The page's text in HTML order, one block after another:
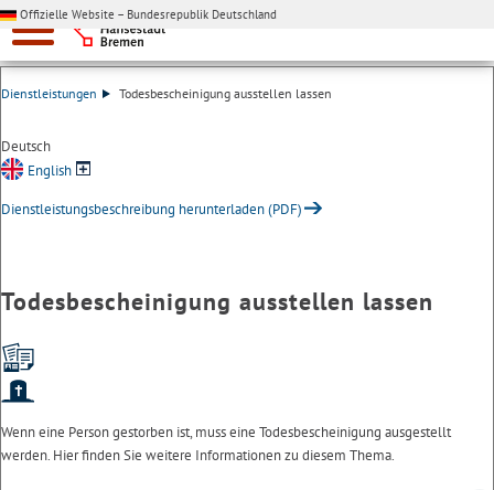
Offizielle Website – Bundesrepublik Deutschland
Dienstleistungen Todesbescheinigung ausstellen lassen
Deutsch
English
Dienstleistungsbeschreibung herunterladen (PDF)
Todesbescheinigung ausstellen lassen
Wenn eine Person gestorben ist, muss eine Todesbescheinigung ausgestellt
werden. Hier finden Sie weitere Informationen zu diesem Thema.